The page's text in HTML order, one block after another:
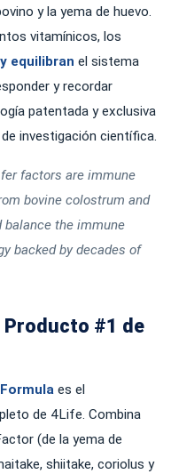
y la yema de huevo.
vitamínicos, los
equilibran el sistema
y recordar
patentada y exclusiva
investigación científica.
factors are immune
bovine colostrum and
balance the immune
backed by decades of
#1 de
es el
de 4Life. Combina
(de la yema de
shiitake, coriolus y